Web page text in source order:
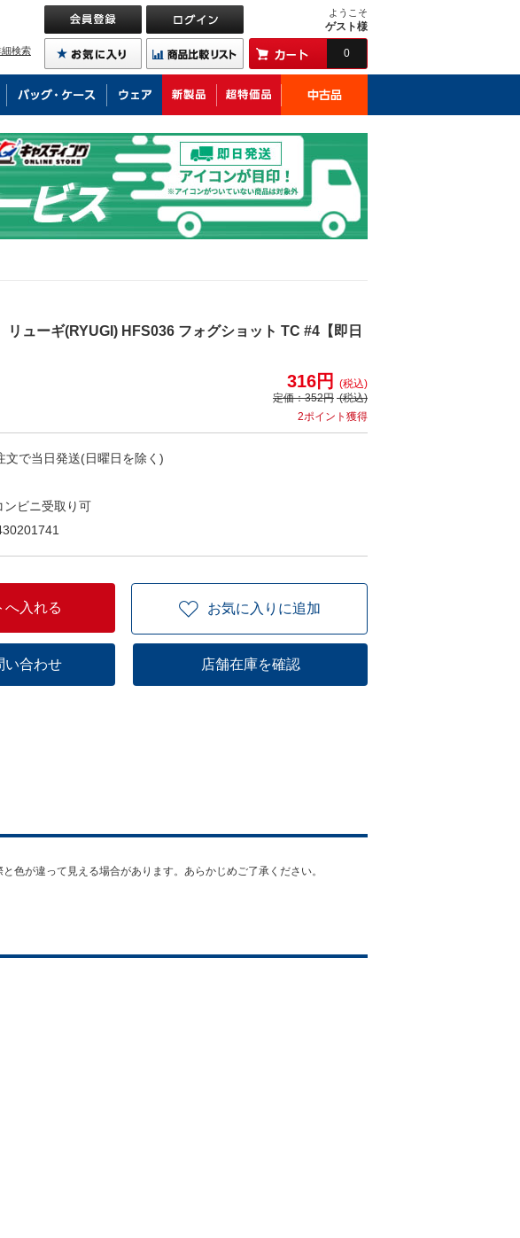
細検索
ようこそ
ゲスト様
0
リューギ(RYUGI) HFS036 フォグショット TC #4【即日
316円
(税込)
定価：352円 (税込)
2ポイント獲得
文で当日発送(日曜日を除く)
ンビニ受取り可
へ入れる お気に入りに追加
い合わせ 店舗在庫を確認
が違って見える場合があります。あらかじめご了承ください。